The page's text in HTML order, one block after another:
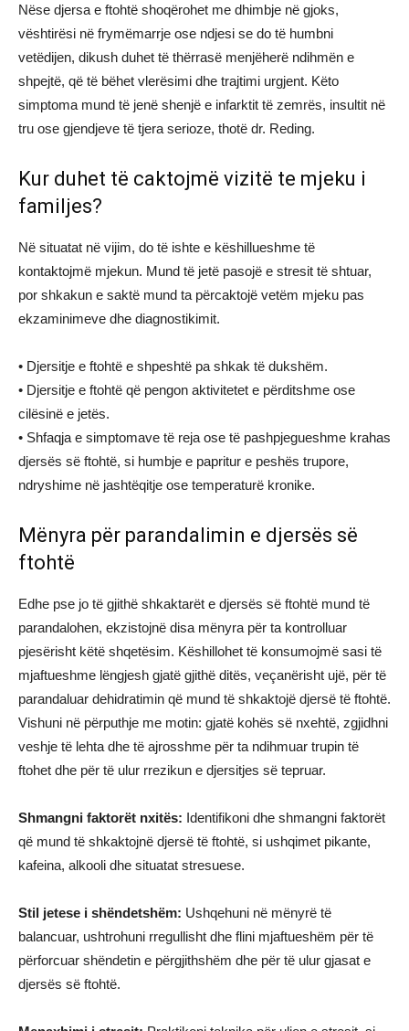
Nëse djersa e ftohtë shoqërohet me dhimbje në gjoks,
vështirësi në frymëmarrje ose ndjesi se do të humbni
vetëdijen, dikush duhet të thërrasë menjëherë ndihmën e
shpejtë, që të bëhet vlerësimi dhe trajtimi urgjent. Këto
simptoma mund të jenë shenjë e infarktit të zemrës, insultit në
tru ose gjendjeve të tjera serioze, thotë dr. Reding.
Kur duhet të caktojmë vizitë te mjeku i
familjes?
Në situatat në vijim, do të ishte e këshillueshme të
kontaktojmë mjekun. Mund të jetë pasojë e stresit të shtuar,
por shkakun e saktë mund ta përcaktojë vetëm mjeku pas
ekzaminimeve dhe diagnostikimit.
• Djersitje e ftohtë e shpeshtë pa shkak të dukshëm.
• Djersitje e ftohtë që pengon aktivitetet e përditshme ose
cilësinë e jetës.
• Shfaqja e simptomave të reja ose të pashpjegueshme krahas
djersës së ftohtë, si humbje e papritur e peshës trupore,
ndryshime në jashtëqitje ose temperaturë kronike.
Mënyra për parandalimin e djersës së
ftohtë
Edhe pse jo të gjithë shkaktarët e djersës së ftohtë mund të
parandalohen, ekzistojnë disa mënyra për ta kontrolluar
pjesërisht këtë shqetësim. Këshillohet të konsumojmë sasi të
mjaftueshme lëngjesh gjatë gjithë ditës, veçanërisht ujë, për të
parandaluar dehidratimin që mund të shkaktojë djersë të ftohtë.
Vishuni në përputhje me motin: gjatë kohës së nxehtë, zgjidhni
veshje të lehta dhe të ajrosshme për ta ndihmuar trupin të
ftohet dhe për të ulur rrezikun e djersitjes së tepruar.
Shmangni faktorët nxitës: Identifikoni dhe shmangni faktorët
që mund të shkaktojnë djersë të ftohtë, si ushqimet pikante,
kafeina, alkooli dhe situatat stresuese.
Stil jetese i shëndetshëm: Ushqehuni në mënyrë të
balancuar, ushtrohuni rregullisht dhe flini mjaftueshëm për të
përforcuar shëndetin e përgjithshëm dhe për të ulur gjasat e
djersës së ftohtë.